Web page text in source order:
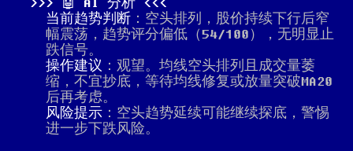
🤖 AI 分析
当前趋势判断 ：空头排列，股价持续下行后窄
幅震荡，趋势评分偏低（54/100），无明显止
跌信号。
操作建议 ：观望。均线空头排列且成交量萎
缩，不宜抄底，等待均线修复或放量突破MA20
后再考虑。
风险提示 ：空头趋势延续可能继续探底，警惕
进一步下跌风险。